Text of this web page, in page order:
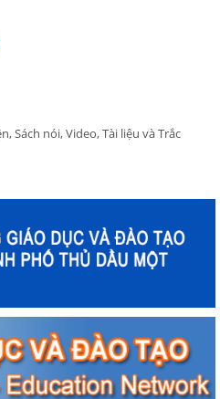
Sách nói, Video, Tài liệu và Trắc